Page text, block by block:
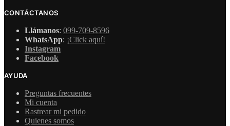
CONTÁCTANOS
Llámanos: 099-709-8596
WhatsApp: ¡Click aquí!
Instagram
Facebook
AYUDA
Preguntas frecuentes
Mi cuenta
Rastrear mi pedido
Quienes somos